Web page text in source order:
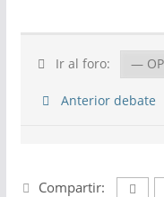
Ir al foro:
Anterior debate
Compartir: